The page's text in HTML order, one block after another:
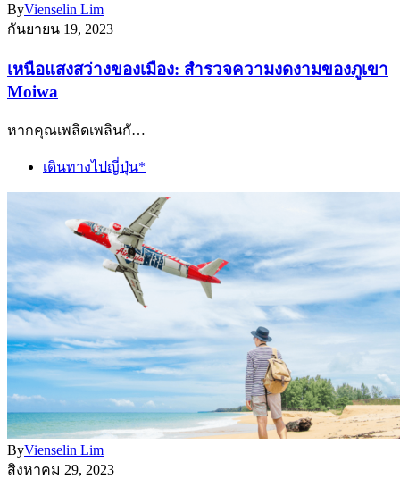
ByVienselin Lim
กันยายน 19, 2023
เหนือแสงสว่างของเมือง: สำรวจความงดงามของภูเขา
Moiwa
หากคุณเพลิดเพลินกั…
เดินทางไปญี่ปุ่น*
ByVienselin Lim
สิงหาคม 29, 2023